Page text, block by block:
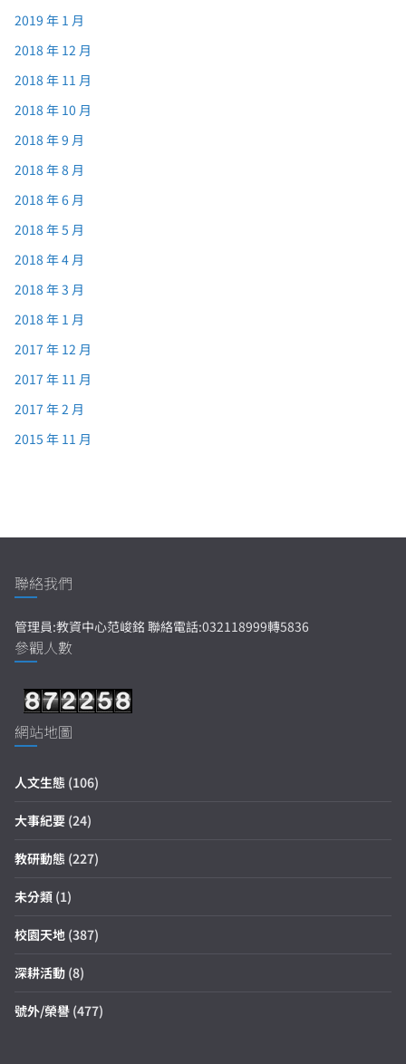
2019 年 1 月
2018 年 12 月
2018 年 11 月
2018 年 10 月
2018 年 9 月
2018 年 8 月
2018 年 6 月
2018 年 5 月
2018 年 4 月
2018 年 3 月
2018 年 1 月
2017 年 12 月
2017 年 11 月
2017 年 2 月
2015 年 11 月
聯絡我們
管理員:教資中心范峻銘 聯絡電話:032118999轉5836
參觀人數
網站地圖
人文生態 (106)
大事紀要 (24)
教研動態 (227)
未分類 (1)
校園天地 (387)
深耕活動 (8)
號外/榮譽 (477)